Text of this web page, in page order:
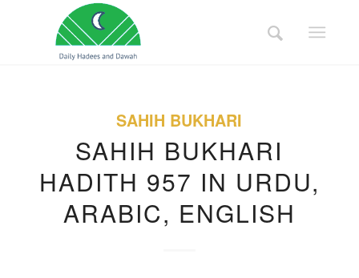
SAHIH BUKHARI
SAHIH BUKHARI
HADITH 957 IN URDU,
ARABIC, ENGLISH